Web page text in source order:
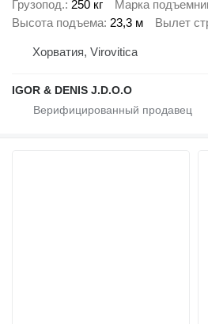
Грузопод. 250 кг Марка
Высота подъема 23,3 м Вылет
Хорватия, Virovitica
IGOR & DENIS J.D.O.O